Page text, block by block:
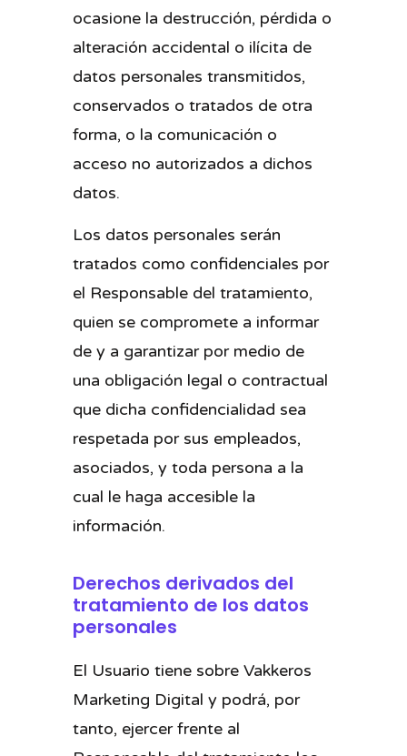
ocasione la destrucción, pérdida o
alteración accidental o ilícita de
datos personales transmitidos,
conservados o tratados de otra
forma, o la comunicación o
acceso no autorizados a dichos
datos.
Los datos personales serán
tratados como confidenciales por
el Responsable del tratamiento,
quien se compromete a informar
de y a garantizar por medio de
una obligación legal o contractual
que dicha confidencialidad sea
respetada por sus empleados,
asociados, y toda persona a la
cual le haga accesible la
información.
Derechos derivados del
tratamiento de los datos
personales
El Usuario tiene sobre Vakkeros
Marketing Digital y podrá, por
tanto, ejercer frente al